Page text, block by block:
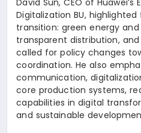
Digitalization BU,
transition: green energy
transparent distribution,
called for policy changes
coordination. He also
communication,
core production systems,
capabilities in digital
and sustainable